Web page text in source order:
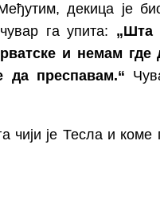
декица је
га упита: „Шта
и немам где
преспавам.“
чији је Тесла и